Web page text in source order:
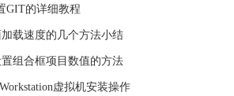
机和关机时间
GIT的详细教程
载速度的几个方法小结
组合框项目数值的方法
虚拟机安装操作